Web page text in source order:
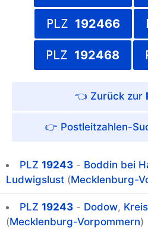
PLZ 192466
PLZ 192468
Postleitzahlen-
PLZ 19243 - Boddin bei
Ludwigslust (Mecklenburg-
PLZ 19243 - Dodow,
(Mecklenburg-Vorpommern)